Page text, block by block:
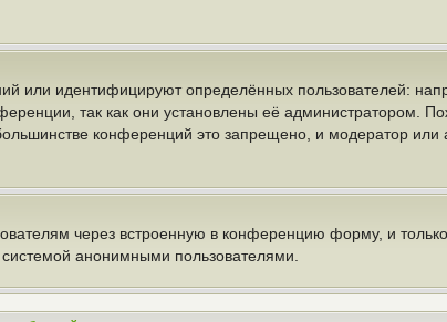
или идентифицируют определённых пользователей:
так как они установлены её администратором.
конференций это запрещено, и модератор или
через встроенную в конференцию форму, и
анонимными пользователями.